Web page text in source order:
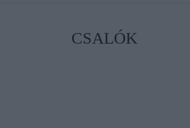
CSALÓK